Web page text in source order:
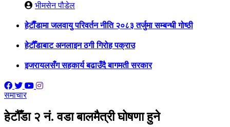
भीमसेन पौडेल
हेटाैँडामा जलवायु परिवर्तन नीति २०८३ तर्जुमा सम्बन्धी गोष्ठी
हेटौँडाबाट अनलाइन ठगी गिरोह पक्राउ
इजरायलसँग सहकार्य बढाउँदै बागमती सरकार
समाचार
हेटौँडा २ नं. वडा बालमैत्री घोषणा हुने